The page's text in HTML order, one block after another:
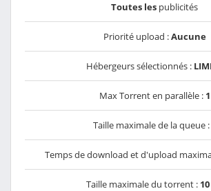
Toutes les publicités
Priorité upload :Aucune
Hébergeurs sélectionnés :
Max Torrent en parallèle : 1
Taille maximale de la queue :
Temps de download et d'upload
Taille maximale du torrent :